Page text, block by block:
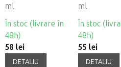
ml
În stoc (livrare în
48h)
58 lei
DETALIU
ml
În stoc
48h)
55 lei
DETALIU